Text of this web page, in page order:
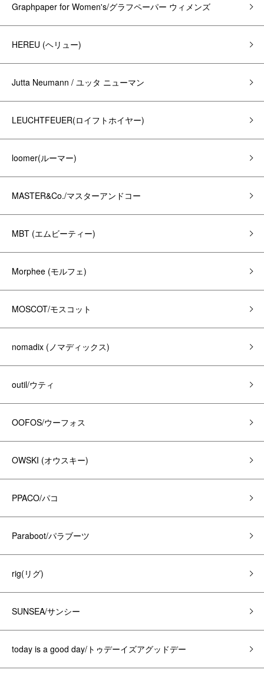
Graphpaper for Women's/グラフペーパー ウィメンズ
HEREU (ヘリュー)
Jutta Neumann / ユッタ ニューマン
LEUCHTFEUER(ロイフトホイヤー)
loomer(ルーマー)
MASTER&Co./マスターアンドコー
MBT (エムビーティー)
Morphee (モルフェ)
MOSCOT/モスコット
nomadix (ノマディックス)
outil/ウティ
OOFOS/ウーフォス
OWSKI (オウスキー)
PPACO/パコ
Paraboot/パラブーツ
rig(リグ)
SUNSEA/サンシー
today is a good day/トゥデーイズアグッドデー